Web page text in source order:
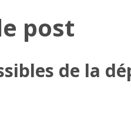
post
de la